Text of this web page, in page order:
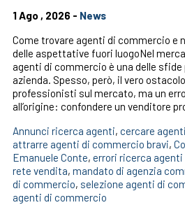
1 Ago , 2026 - News
Come trovare agenti di commercio e
delle aspettative fuori luogoNel
agenti di commercio è una delle
azienda. Spesso, però, il vero
professionisti sul mercato, ma un
all’origine: confondere un venditore
Annunci ricerca agenti, cercare
attrarre agenti di commercio bravi,
Emanuele Conte, errori ricerca
rete vendita, mandato di agenzia
di commercio, selezione agenti di
agenti di commercio